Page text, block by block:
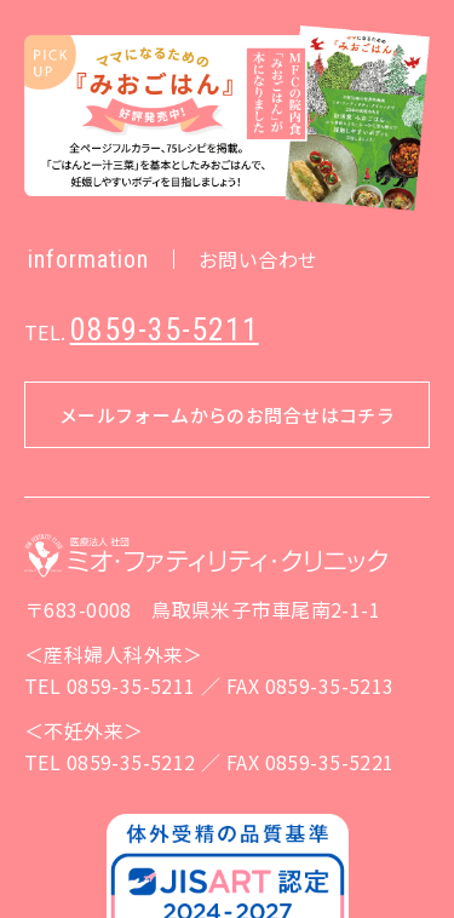
information お問い合わせ
TEL. 0859-35-5211
メールフォームからのお問合せはコチラ
〒683-0008 鳥取県米子市車尾南2-1-1
＜産科婦人科外来＞
TEL 0859-35-5211 ／ FAX 0859-35-5213
＜不妊外来＞
TEL 0859-35-5212 ／ FAX 0859-35-5221